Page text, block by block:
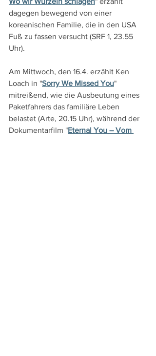
dagegen bewegend von einer
koreanischen Familie, die in den USA
Fuß zu fassen versucht (SRF 1, 23.55
Uhr).
Am Mittwoch, den 16.4. erzählt Ken
Loach in "Sorry We Missed You"
mitreißend, wie die Ausbeutung eines
Paketfahrers das familiäre Leben
belastet (Arte, 20.15 Uhr), während der
Dokumentarfilm "Eternal You – Vom